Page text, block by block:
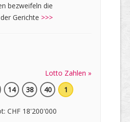
bezweifeln die
Gerichte >>>
Lotto Zahlen »
14 38 40 1
CHF 18'200'000